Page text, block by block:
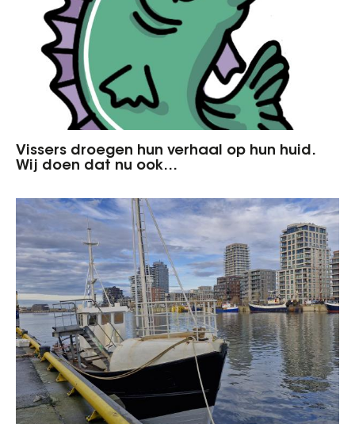
Vissers droegen hun verhaal op hun huid.
Wij doen dat nu ook…